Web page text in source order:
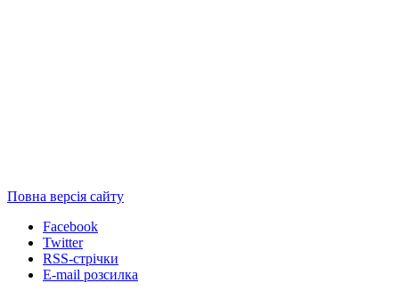
Повна версія сайту
Facebook
Twitter
RSS-стрічки
E-mail розсилка